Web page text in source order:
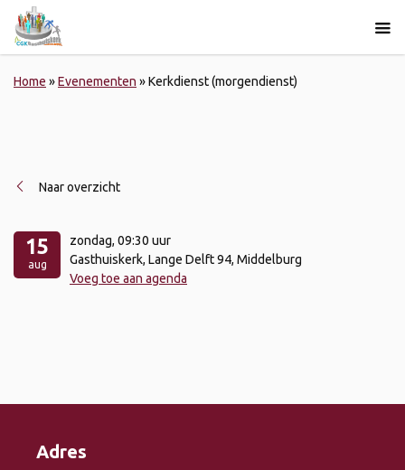
Home »Evenementen »Kerkdienst (morgendienst)
Naar overzicht
15
aug
zondag, 09:30 uur
Gasthuiskerk, Lange Delft 94, Middelburg
Voeg toe aan agenda
Adres